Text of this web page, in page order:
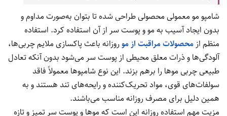
شامپو مو معمولی محصولی طراحی شده تا بتوان به‌صورت مداوم و
بدون ایجاد آسیب به مو و پوست سر از آن استفاده کرد. استفاده
منظم از محصولات مراقبت از موروزانه باعث پاکسازی ملایم چربی‌ها،
آلودگی‌ها و ذرات معلق محیطی از پوست سر می‌شود بدون آنکه تعادل
طبیعی چربی موها را برهم بزند. این نوع شامپوها معمولاً فاقد
سولفات‌های قوی، مواد تحریک‌کننده و رایحه‌های تند هستند و به
همین دلیل برای مصرف روزانه مناسب می‌باشند.
مزیت مهم استفاده روزانه این است که موها و پوست سر تمیز و تازه